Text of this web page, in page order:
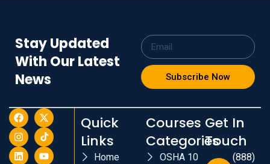
Stay Updated
With Our Latest
News
Subscribe Now
Quick
Links
Home
Courses
Categories
OSHA 10
Get In
Touch
(888)